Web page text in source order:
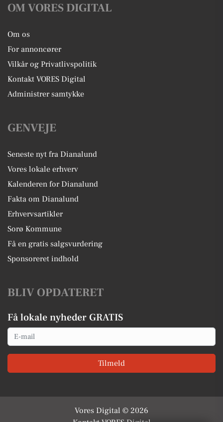
OM VORES DIGITAL
Om os
For annoncører
Vilkår og Privatlivspolitik
Kontakt VORES Digital
Administrer samtykke
GENVEJE
Seneste nyt fra Dianalund
Vores lokale erhverv
Kalenderen for Dianalund
Fakta om Dianalund
Erhvervsartikler
Sorø Kommune
Få en gratis salgsvurdering
Sponsoreret indhold
BLIV OPDATERET
Få lokale nyheder GRATIS
Email
Tilmeld
Vores Digital © 2026